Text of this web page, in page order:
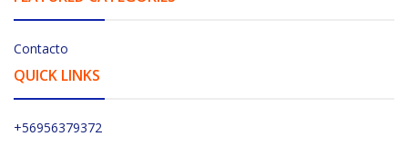
Contacto
QUICK LINKS
+56956379372